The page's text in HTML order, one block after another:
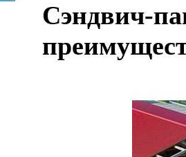
Сэндвич-